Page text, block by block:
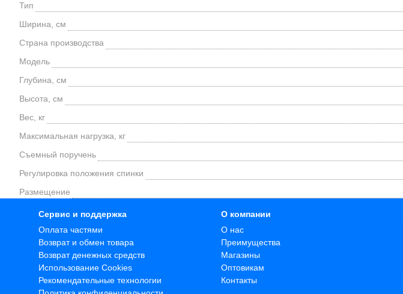
Тип
Ширина, см
Страна производства
Модель
Глубина, см
Высота, см
Вес, кг
Максимальная нагрузка, кг
Съемный поручень
Регулировка положения спинки
Размещение
Сервис и поддержка
Оплата частями
Возврат и обмен товара
Возврат денежных средств
Использование Cookies
Рекомендательные технологии
О компании
О нас
Преимущества
Магазины
Оптовикам
Контакты